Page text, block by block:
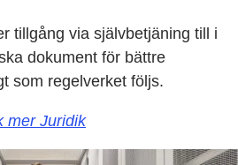
tillgång via självbetjäning till i
dokument för bättre
som regelverket följs.
mer Juridik